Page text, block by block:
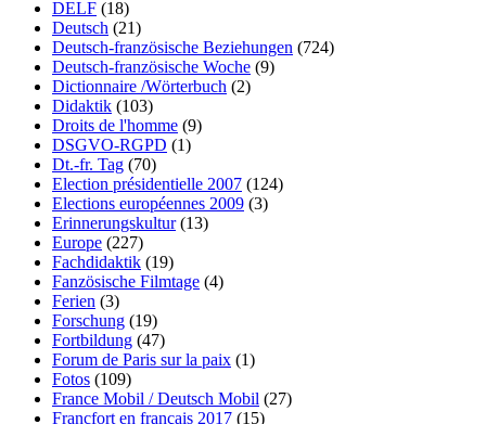
DELF (18)
Deutsch (21)
Deutsch-französische Beziehungen (724)
Deutsch-französische Woche (9)
Dictionnaire /Wörterbuch (2)
Didaktik (103)
Droits de l'homme (9)
DSGVO-RGPD (1)
Dt.-fr. Tag (70)
Election présidentielle 2007 (124)
Elections européennes 2009 (3)
Erinnerungskultur(13)
Europe (227)
Fachdidaktik (19)
Fanzösische Filmtage (4)
Ferien (3)
Forschung (19)
Fortbildung (47)
Forum de Paris sur la paix (1)
Fotos (109)
France Mobil / Deutsch Mobil (27)
Francfort en français 2017 (15)